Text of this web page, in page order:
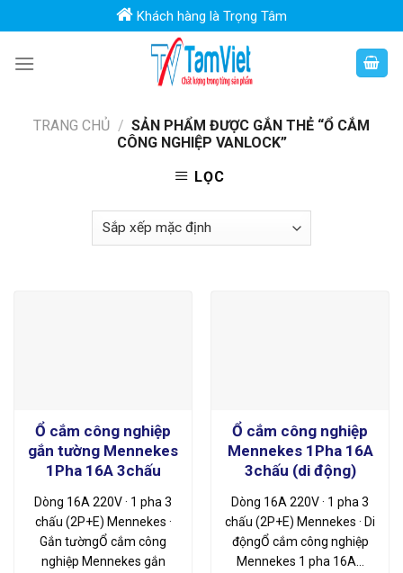
to
content
Khách hàng là Trọng Tâm
TRANG CHỦ / SẢN PHẨM ĐƯỢC GẮN THẺ “Ổ CẮM
CÔNG NGHIỆP VANLOCK”
LỌC
Ổ cắm công nghiệp
gắn tường Mennekes
1Pha 16A 3chấu
Dòng 16A 220V · 1 pha 3
chấu (2P+E) Mennekes ·
Gắn tườngỔ cắm công
nghiệp Mennekes gắn
Ổ cắm công nghiệp
Mennekes 1Pha 16A
3chấu (di động)
Dòng 16A 220V · 1 pha 3
chấu (2P+E) Mennekes · Di
độngỔ cắm công nghiệp
Mennekes 1 pha 16A…